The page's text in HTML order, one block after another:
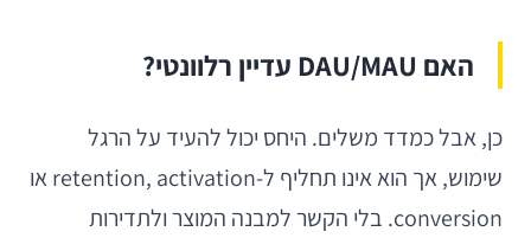
האם DAU/MAU עדיין רלוונטי?
כן, אבל כמדד משלים. היחס יכול להעיד על הרגל
שימוש, אך הוא אינו תחליף ל-retention, activation או
conversion. בלי הקשר למבנה המוצר ולתדירות